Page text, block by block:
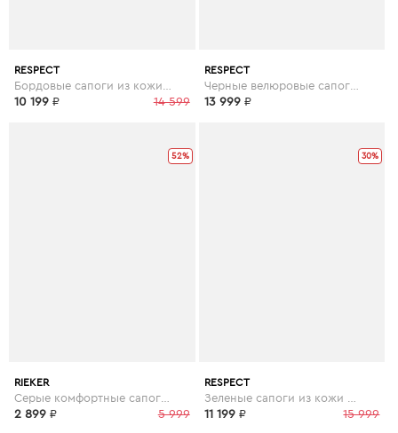
RESPECT
14 599
10 199 ₽
RESPECT
Черные велюровые сапоги с пряжкой
13 999 ₽
52%
RIEKER
5 999
2 899 ₽
30%
RESPECT
15 999
11 199 ₽